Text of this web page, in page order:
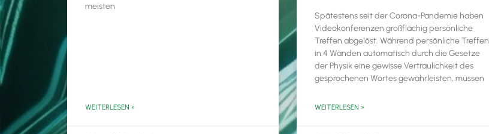
meisten
WEITERLESEN »
Spätestens seit der Corona-Pandemie haben
Videokonferenzen großflächig persönliche
Treffen abgelöst. Während persönliche Treffen
in 4 Wänden automatisch durch die Gesetze
der Physik eine gewisse Vertraulichkeit des
gesprochenen Wortes gewährleisten, müssen
WEITERLESEN »